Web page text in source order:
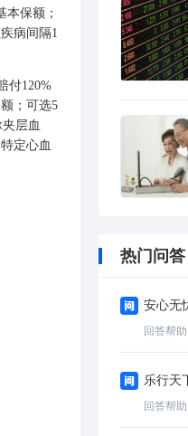
保额；
病间隔1
付120%
；可选5
层血
定心血
热门问答
安心无
回答帮助
乐行天
回答帮助